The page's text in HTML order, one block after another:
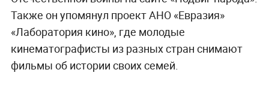
Также он упомянул проект АНО «Евразия»
«Лаборатория кино», где молодые
кинематографисты из разных стран снимают
фильмы об истории своих семей.